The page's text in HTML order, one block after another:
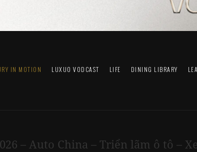
IN MOTION LUXUO VODCAST LIFE DINING LIBRARY
– Auto China – Triển lãm ô tô –